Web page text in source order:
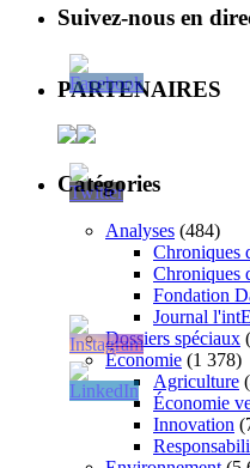
Suivez-nous en
PARTENAIRES
Catégories
Analyses (484)
Chroniques
Chroniques
Fondation
Journal
Dossiers spéciaux
Économie (1 378)
Agriculture
Économie
Innovation